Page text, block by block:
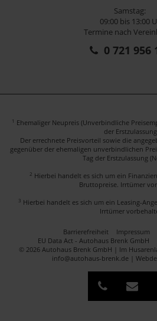
Samstag:
09:00 bis 13:00
Termine nach
0 721 956
1 Ehemaliger Neupreis (Unverbindliche
der
Der errechnete Preisvorteil sowie die
gegenüber der ehemaligen unverbindlichen
Tag der Erstzulassung
2 Hierbei handelt es sich um ein
Bruttopreise. Irrtümer
3 Hierbei handelt es sich um ein Leasing-
Irrtümer
Barrierefreiheit Impressum
EU Data Act - Autohaus Brenk GmbH
© 2026 Autohaus Brenk GmbH | Im
info@autohaus-brenk.de |